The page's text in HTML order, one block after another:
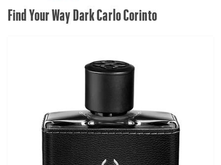
Find Your Way Dark Carlo Corinto